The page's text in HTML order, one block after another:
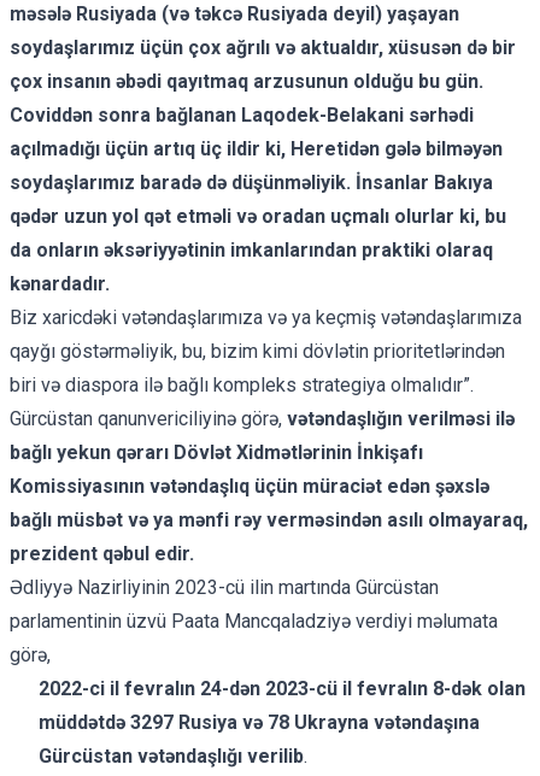
məsələ Rusiyada (və təkcə Rusiyada deyil) yaşayan
soydaşlarımız üçün çox ağrılı və aktualdır, xüsusən də bir
çox insanın əbədi qayıtmaq arzusunun olduğu bu gün.
Coviddən sonra bağlanan Laqodek-Belakani sərhədi
açılmadığı üçün artıq üç ildir ki, Heretidən gələ bilməyən
soydaşlarımız baradə də düşünməliyik. İnsanlar Bakıya
qədər uzun yol qət etməli və oradan uçmalı olurlar ki, bu
da onların əksəriyyətinin imkanlarından praktiki olaraq
kənardadır.
Biz xaricdəki vətəndaşlarımıza və ya keçmiş vətəndaşlarımıza
qayğı göstərməliyik, bu, bizim kimi dövlətin prioritetlərindən
biri və diaspora ilə bağlı kompleks strategiya olmalıdır”.
Gürcüstan qanunvericiliyinə görə, vətəndaşlığın verilməsi ilə
bağlı yekun qərarı Dövlət Xidmətlərinin İnkişafı
Komissiyasının vətəndaşlıq üçün müraciət edən şəxslə
bağlı müsbət və ya mənfi rəy verməsindən asılı olmayaraq,
prezident qəbul edir.
Ədliyyə Nazirliyinin 2023-cü ilin martında Gürcüstan
parlamentinin üzvü Paata Mancqaladziyə verdiyi məlumata
görə,
2022-ci il fevralın 24-dən 2023-cü il fevralın 8-dək olan
müddətdə 3297 Rusiya və 78 Ukrayna vətəndaşına
Gürcüstan vətəndaşlığı verilib.